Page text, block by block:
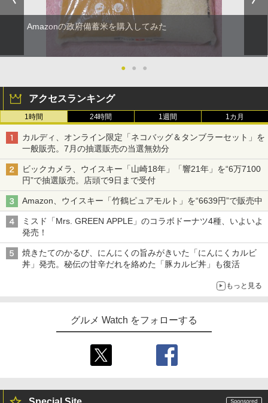
Amazonの政府備蓄米を購入してみた
● ● ●
アクセスランキング
1時間 24時間 1週間 1カ月
カルディ、オンライン限定「ネコバッグ＆タンブラーセット」を
一般販売。7月の抽選販売の当選無効分
ビックカメラ、ウイスキー「山崎18年」「響21年」を“6万7100
円”で抽選販売。店頭で9日まで受付
Amazon、ウイスキー「竹鶴ピュアモルト」を“6639円”で販売中
ミスド「Mrs. GREEN APPLE」のコラボドーナツ4種、いよいよ
発売！
焼きたてのかるび、にんにくの旨みがきいた「にんにくカルビ
丼」発売。秘伝の甘辛だれを絡めた「豚カルビ丼」も復活
もっと見る
グルメ Watch をフォローする